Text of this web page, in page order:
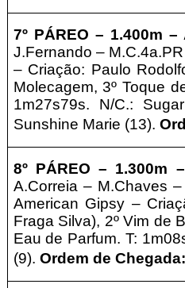
7º PÁREO – 1.400m –
J.Fernando –
– Criação: Paulo
Molecagem, 3º Toque
1m27s79s. N/C.:
Sunshine Marie (13).
8º PÁREO – 1.300m
A.Correia – M.Chaves
American Gipsy –
Fraga Silva), 2º Vim de
Eau de Parfum. T:
(9). Ordem de